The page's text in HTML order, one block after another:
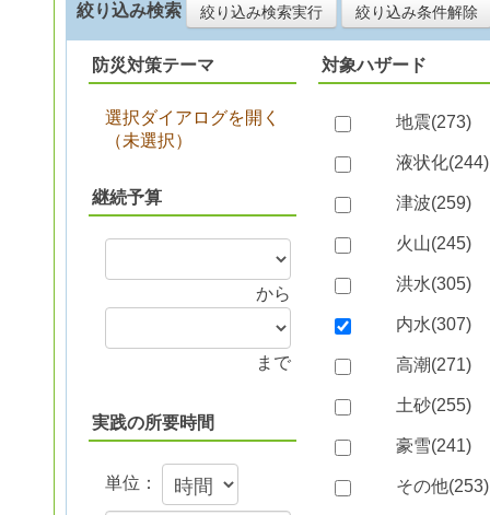
絞り込み検索 絞り込み検索実行 絞り込み条件解除
防災対策テーマ
選択ダイアログを開く
（未選択）
対象ハザード
地震(273)
液状化(244)
津波(259)
火山(245)
洪水(305)
内水(307)
高潮(271)
土砂(255)
豪雪(241)
その他(253)
継続予算
から
まで
実践の所要時間
単位：